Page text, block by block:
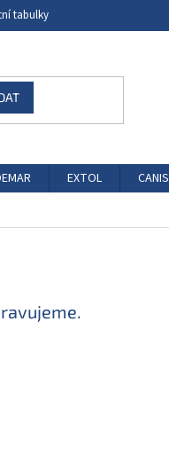
tabulky
EXTOL CANIS